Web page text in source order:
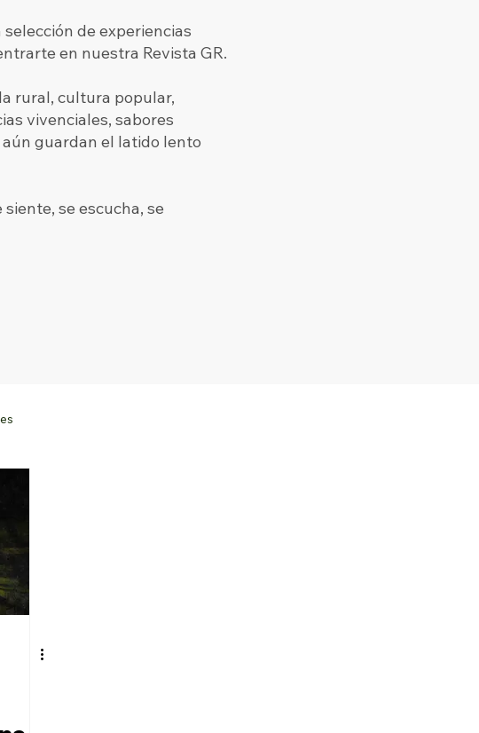
de experiencias
en nuestra Revista GR.
rural, cultura popular,
vivenciales, sabores
guardan el latido lento
se escucha, se